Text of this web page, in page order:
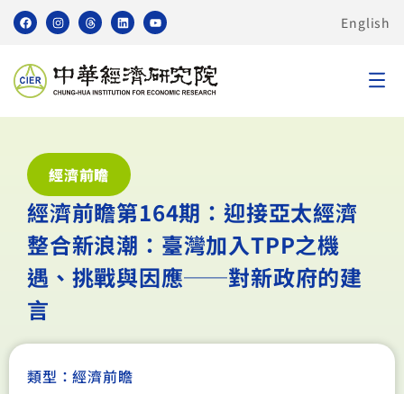
English
經濟前瞻
經濟前瞻第164期：迎接亞太經濟
整合新浪潮：臺灣加入TPP之機
遇、挑戰與因應──對新政府的建
言
類型：經濟前瞻